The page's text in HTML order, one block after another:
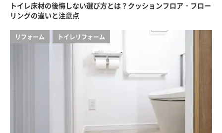
トイレ床材の後悔しない選び方とは？クッションフロア・フロー
リングの違いと注意点
リフォーム トイレリフォーム